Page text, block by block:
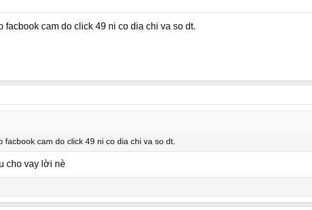
facbook cam do click 49 ni co dia chi va so dt.
facbook cam do click 49 ni co dia chi va so dt.
cho vay lời nè